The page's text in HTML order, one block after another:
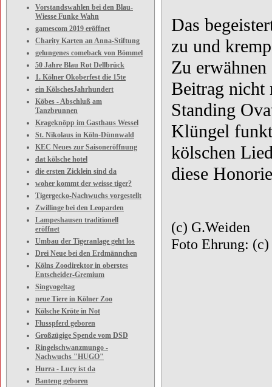
Vorstandswahlen bei den Blau-
Wiesse Funke Wahn
gamescom 2019 eröffnet
Charity Karten an Anna-Stiftung
gelungenes comeback von Bömmel
50 Jahre Blau Rot Dellbrück
1. Kölner Okoberfest die 15te
ein KölschesJahrhundert
Köbes - Abschluß am
Tanzbrunnen
Krageknöpp im Gasthaus Wessel
St. Nikolaus in Köln-Dünnwald
KEC Neues zur Saisoneröffnung
dat kölsche hotel
die ersten Zicklein sind da
woher kommt der weisse tiger?
Tigergecko-Nachwuchs vorgestellt
Zwillinge bei den Leoparden
Lampeshausen traditionell
eröffnet
Umbau der Tigeranlage geht los
Drei Neue bei den Erdmännchen
Kölns Zoodirektor in oberstes
Entscheider-Gremium
Singvogeltag
neue Tiere in Kölner Zoo
Kölsche Kröte in Not
Flusspferd geboren
Großzügige Spende vom DSD
Ringelschwanzmungo -
Nachwuchs "HUGO"
Hurra - Lucy ist da
Banteng geboren
Das
zu und
Zu
Beitrag nicht
Standing
Klüngel
kölschen
diese
(c) G.Weiden
Foto Ehrung: